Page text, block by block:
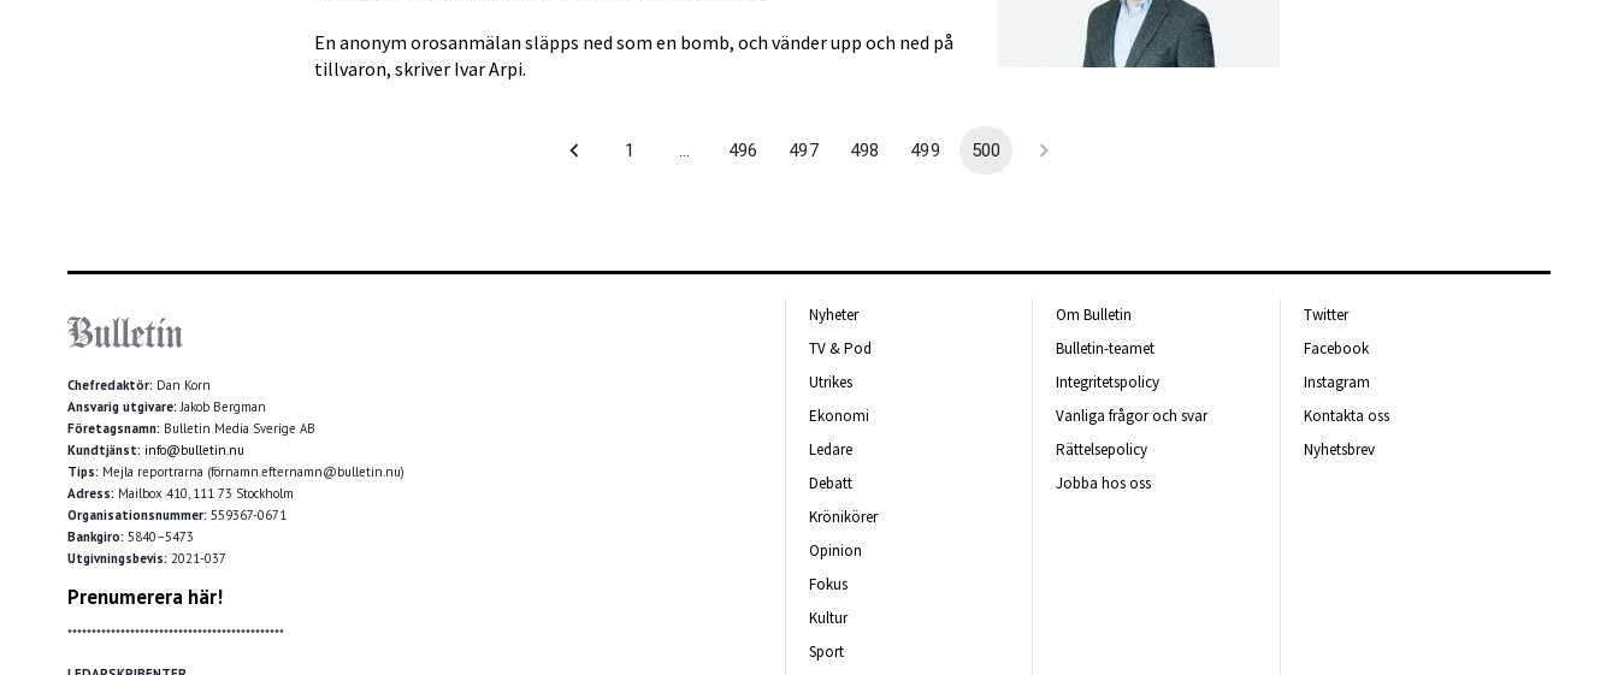
En anonym orosanmälan släpps ned som en bomb, och vänder upp och ned på
tillvaron, skriver Ivar Arpi.
1 496 497 498 499 500
Chefredaktör: Dan Korn
Ansvarig utgivare:Jakob Bergman
Företagsnamn: Bulletin Media Sverige AB
Kundtjänst: info@bulletin.nu
Tips: Mejla reportrarna (förnamn.efternamn@bulletin.nu)
Adress: Mailbox 410, 111 73 Stockholm
Organisationsnummer: 559367-0671
Bankgiro: 5840–5473
Utgivningsbevis: 2021-037
Prenumerera här!
*********************************************
Nyheter
TV & Pod
Utrikes
Ekonomi
Ledare
Debatt
Krönikörer
Opinion
Fokus
Kultur
Sport
Om Bulletin
Bulletin-teamet
Integritetspolicy
Vanliga frågor och svar
Rättelsepolicy
Jobba hos oss
Twitter
Facebook
Instagram
Kontakta oss
Nyhetsbrev